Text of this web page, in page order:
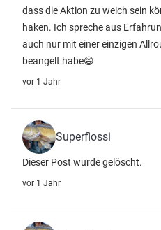
dass die Aktion zu weich sein
haken. Ich spreche aus
auch nur mit einer einzigen
beangelt habe😄
vor 1 Jahr
Superflossi
Dieser Post wurde gelöscht.
vor 1 Jahr